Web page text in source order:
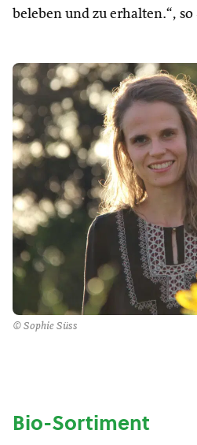
beleben und zu erhalten.“, so
© Sophie Süss
Bio-Sortiment